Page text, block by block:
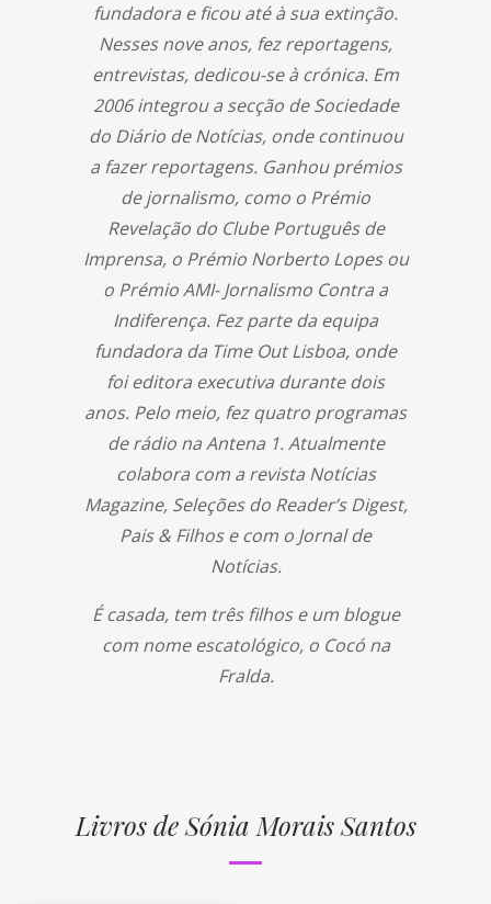
fundadora e ficou até à sua extinção.
Nesses nove anos, fez reportagens,
entrevistas, dedicou-se à crónica. Em
2006 integrou a secção de Sociedade
do Diário de Notícias, onde continuou
a fazer reportagens. Ganhou prémios
de jornalismo, como o Prémio
Revelação do Clube Português de
Imprensa, o Prémio Norberto Lopes ou
o Prémio AMI- Jornalismo Contra a
Indiferença. Fez parte da equipa
fundadora da Time Out Lisboa, onde
foi editora executiva durante dois
anos. Pelo meio, fez quatro programas
de rádio na Antena 1. Atualmente
colabora com a revista Notícias
Magazine, Seleções do Reader’s Digest,
Pais & Filhos e com o Jornal de
Notícias.
É casada, tem três filhos e um blogue
com nome escatológico, o Cocó na
Fralda.
Livros de Sónia Morais Santos